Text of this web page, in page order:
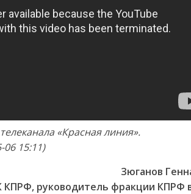
«Красная линия».
06 15:11)
Зюганов
КПРФ, руководитель фракции КПРФ